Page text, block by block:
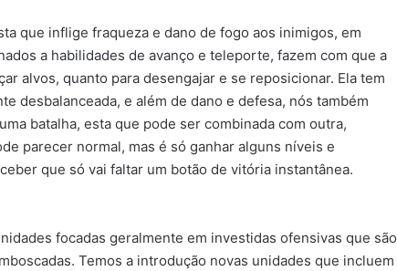
que inflige fraqueza e dano de fogo aos inimigos, em
a habilidades de avanço e teleporte, fazem com que a
alvos, quanto para desengajar e se reposicionar. Ela tem
desbalanceada, e além de dano e defesa, nós também
batalha, esta que pode ser combinada com outra,
parecer normal, mas é só ganhar alguns níveis e
que só vai faltar um botão de vitória instantânea.
focadas geralmente em investidas ofensivas que são
Temos a introdução novas unidades que incluem